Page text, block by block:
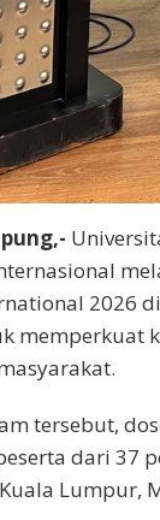
2026
memperkuat
tersebut,
dari 37
Lumpur,